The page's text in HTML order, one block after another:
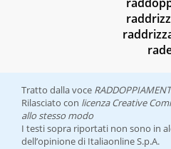
Tratto dalla voce
Rilasciato con licenza Creative
allo stesso modo
I testi sopra riportati non sono in
dell’opinione di Italiaonline S.p.A.